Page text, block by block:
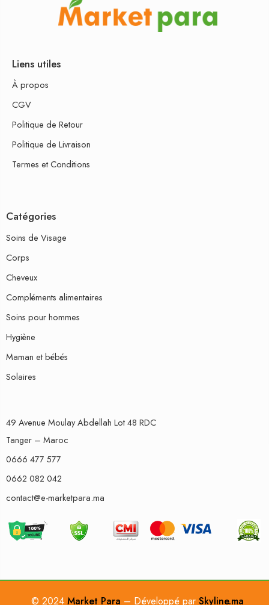
Liens utiles
À propos
CGV
Politique de Retour
Politique de Livraison
Termes et Conditions
Catégories
Soins de Visage
Corps
Cheveux
Compléments alimentaires
Soins pour hommes
Hygiène
Maman et bébés
Solaires
49 Avenue Moulay Abdellah Lot 48 RDC
Tanger – Maroc
0666 477 577
0662 082 042
contact@e-marketpara.ma
© 2024 Market Para – Développé par Skyline.ma